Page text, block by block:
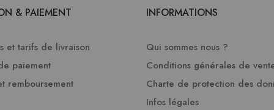
& PAIEMENT
et tarifs de livraison
paiement
remboursement
INFORMATIONS
Qui sommes nous ?
Conditions générales de
Charte de protection des
Infos légales